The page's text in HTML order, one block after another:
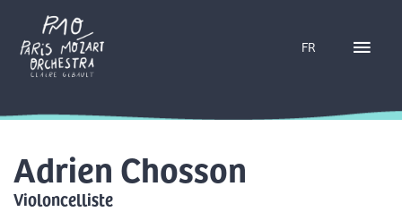
contenu
FR
Adrien Chosson
Violoncelliste